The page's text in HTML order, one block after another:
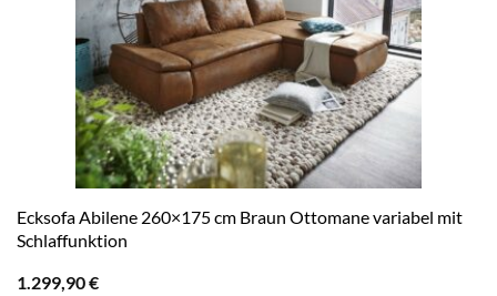
Ecksofa Abilene 260×175 cm Braun Ottomane variabel mit
Schlaffunktion
1.299,90€